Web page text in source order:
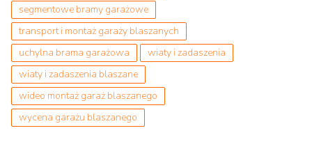
segmentowe bramy garażowe
transport i montaż garaży blaszanych
uchylna brama garażowa
wiaty i zadaszenia
wiaty i zadaszenia blaszane
wideo montaż garaż blaszanego
wycena garażu blaszanego